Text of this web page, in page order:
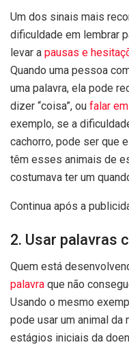
Um dos sinais mais
dificuldade em lembrar
levar a pausas e
Quando uma pessoa
uma palavra, ela pode
dizer “coisa”, ou falar
exemplo, se a
cachorro, pode ser que
têm esses animais de
costumava ter um
Continua após a
2. Usar palavras
Quem está
palavra que não
Usando o mesmo
pode usar um animal da
estágios iniciais da